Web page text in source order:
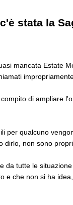
stata la
mancata Estate
di ampliare
per qualcuno
dirlo, non sono
da tutte le
e che non si ha